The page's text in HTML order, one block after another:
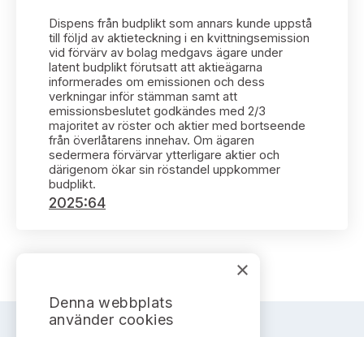
Huvudmän
Verksamhetsberättelser
Publikationer och anföranden
Avgifter
Prenumerera
Dispens från budplikt som annars kunde uppstå
till följd av aktieteckning i en kvittningsemission
vid förvärv av bolag medgavs ägare under
latent budplikt förutsatt att aktieägarna
informerades om emissionen och dess
verkningar inför stämman samt att
emissionsbeslutet godkändes med 2/3
majoritet av röster och aktier med bortseende
från överlåtarens innehav. Om ägaren
sedermera förvärvar ytterligare aktier och
därigenom ökar sin röstandel uppkommer
budplikt.
2025:64
×
Denna webbplats
använder cookies